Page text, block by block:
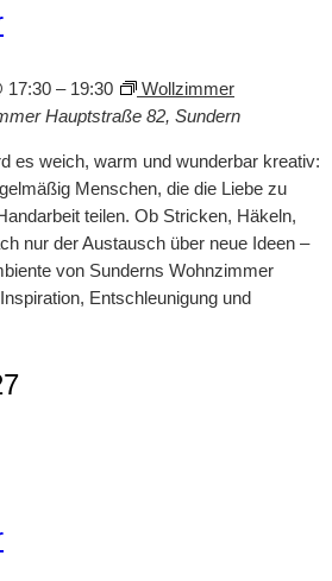
17:30 – 19:30
Wollzimmer
Hauptstraße 82, Sundern
es weich, warm und wunderbar kreativ:
Menschen, die die Liebe zu
teilen. Ob Stricken, Häkeln,
nur der Austausch über neue Ideen –
von Sunderns Wohnzimmer
Entschleunigung und